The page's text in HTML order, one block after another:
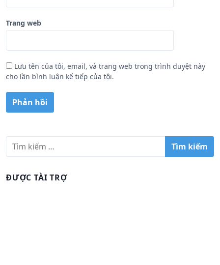
Trang web
Lưu tên của tôi, email, và trang web trong trình duyệt này
cho lần bình luận kế tiếp của tôi.
iĐƯỢC TÀI TRỢ